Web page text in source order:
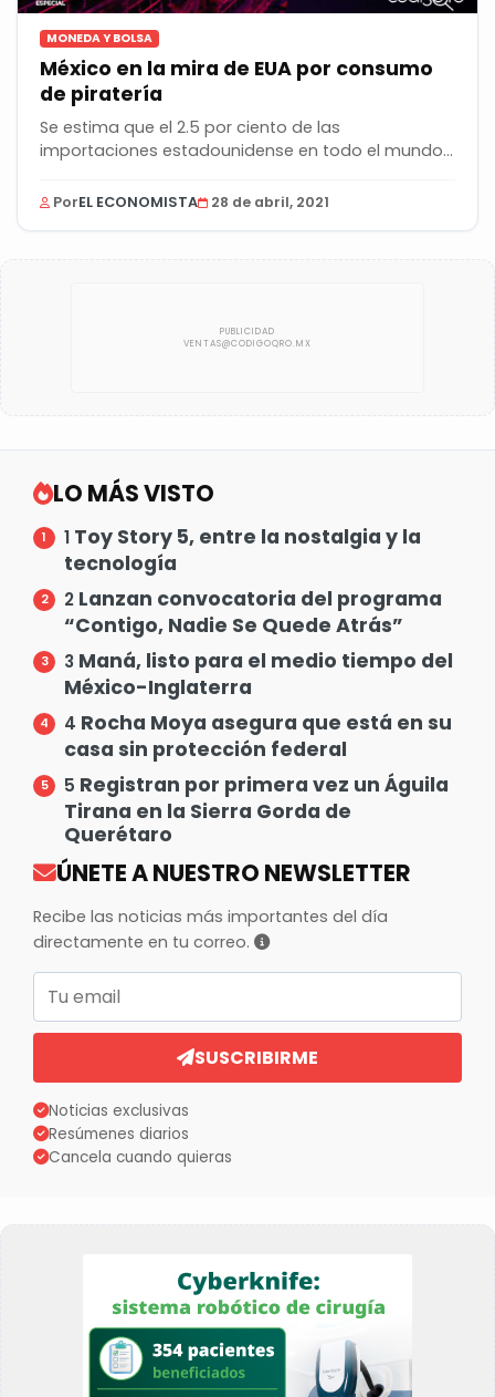
MONEDA Y BOLSA
México en la mira de EUA por consumo
de piratería
Se estima que el 2.5 por ciento de las
importaciones estadounidense en todo el mundo
PorEL ECONOMISTA 28 de abril, 2021
LO MÁS VISTO
1 Toy Story 5, entre la nostalgia y la
tecnología
2 Lanzan convocatoria del programa
“Contigo, Nadie Se Quede Atrás”
3 Maná, listo para el medio tiempo del
México-Inglaterra
4 Rocha Moya asegura que está en su
casa sin protección federal
5 Registran por primera vez un Águila
Tirana en la Sierra Gorda de
Querétaro
ÚNETE A NUESTRO NEWSLETTER
Recibe las noticias más importantes del día
directamente en tu correo.
SUSCRIBIRME
Noticias exclusivas
Resúmenes diarios
Cancela cuando quieras